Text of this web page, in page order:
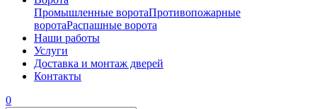
Промышленные воротаПротивопожарные
воротаРаспашные ворота
Наши работы
Услуги
Доставка и монтаж дверей
Контакты
0